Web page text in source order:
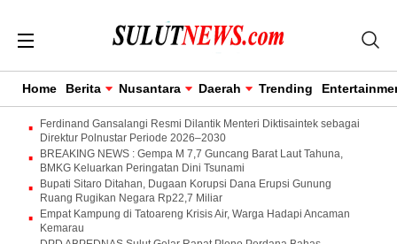
Home Berita Nusantara Daerah Trending
Ferdinand Gansalangi Resmi Dilantik Menteri Diktisaintek sebagai
Direktur Polnustar Periode 2026–2030
BREAKING NEWS : Gempa M 7,7 Guncang Barat Laut Tahuna,
BMKG Keluarkan Peringatan Dini Tsunami
Bupati Sitaro Ditahan, Dugaan Korupsi Dana Erupsi Gunung
Ruang Rugikan Negara Rp22,7 Miliar
Empat Kampung di Tatoareng Krisis Air, Warga Hadapi Ancaman
Kemarau